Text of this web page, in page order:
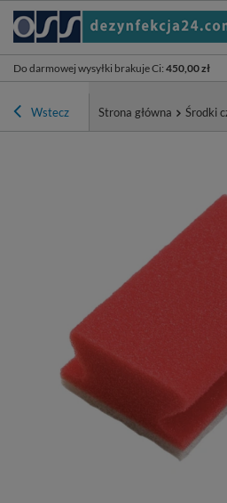
Do darmowej wysyłki brakuje Ci: 450,00 zł
Wstecz Strona główna Środki